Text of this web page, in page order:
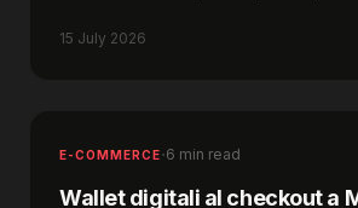
15 July 2026
E-COMMERCE·6 min read
Wallet digitali al checkout a